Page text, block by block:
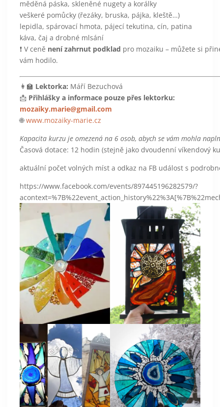
měděná páska, skleněné nugety a korálky
veškeré pomůcky (řezáky, bruska, pájka, kleště…)
lepidla, spárovací hmota, pájecí tekutina, cín, patina
káva, čaj a drobné mlsání
❗ V ceně není zahrnut podklad pro mozaiku – můžete si
vám hodilo.
👩‍🏫 Lektorka: Máří Bezuchová
📩 Přihlášky a informace pouze přes lektorku:
mozaiky.marie@gmail.com
🌐www.mozaiky-marie.cz
Kapacita kurzu je omezená na 6 osob, abych se vám mohla
Časová dotace: 12 hodin (stejně jako dvoudenní víkendový
aktuální počet volných míst a odkaz na FB událost s
https://www.facebook.com/events/897445196282579/?